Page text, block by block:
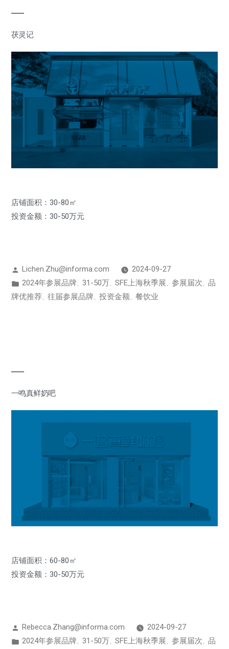
茯灵记
店铺面积：30-80㎡
投资金额：30-50万元
Lichen.Zhu@informa.com
2024-09-27
2024年参展品牌、31-50万、SFE上海秋季展、参展届次、品
牌优推荐、 往届参展品牌、 投资金额、 餐饮业
一鸣真鲜奶吧
店铺面积：60-80㎡
投资金额：30-50万元
Rebecca.Zhang@informa.com
2024-09-27
2024年参展品牌、31-50万、SFE上海秋季展、参展届次、品